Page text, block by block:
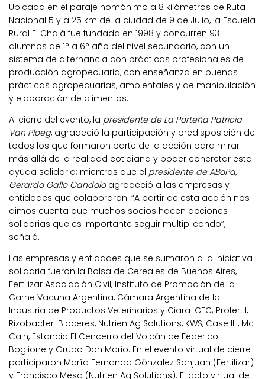
Ubicada en el paraje homónimo a 8 kilómetros de Ruta
Nacional 5 y a 25 km de la ciudad de 9 de Julio, la Escuela
Rural El Chajá fue fundada en 1998 y concurren 93
alumnos de 1° a 6° año del nivel secundario, con un
sistema de alternancia con prácticas profesionales de
producción agropecuaria, con enseñanza en buenas
prácticas agropecuarias, ambientales y de manipulación
y elaboración de alimentos.
Al cierre del evento, la presidente de La Porteña Patricia
Van Ploeg, agradeció la participación y predisposición de
todos los que formaron parte de la acción para mirar
más allá de la realidad cotidiana y poder concretar esta
ayuda solidaria; mientras que el presidente de ABoPa,
Gerardo Gallo Candoloagradeció a las empresas y
entidades que colaboraron. “A partir de esta acción nos
dimos cuenta que muchos socios hacen acciones
solidarias que es importante seguir multiplicando”,
señaló.
Las empresas y entidades que se sumaron a la iniciativa
solidaria fueron la Bolsa de Cereales de Buenos Aires,
Fertilizar Asociación Civil, Instituto de Promoción de la
Carne Vacuna Argentina, Cámara Argentina de la
Industria de Productos Veterinarios y Ciara-CEC; Profertil,
Rizobacter-Bioceres, Nutrien Ag Solutions, KWS, Case IH, Mc
Cain, Estancia El Cencerro del Volcán de Federico
Boglione y Grupo Don Mario. En el evento virtual de cierre
participaron María Fernanda Gónzalez Sanjuan (Fertilizar)
y Francisco Mesa (Nutrien Ag Solutions). El acto virtual de